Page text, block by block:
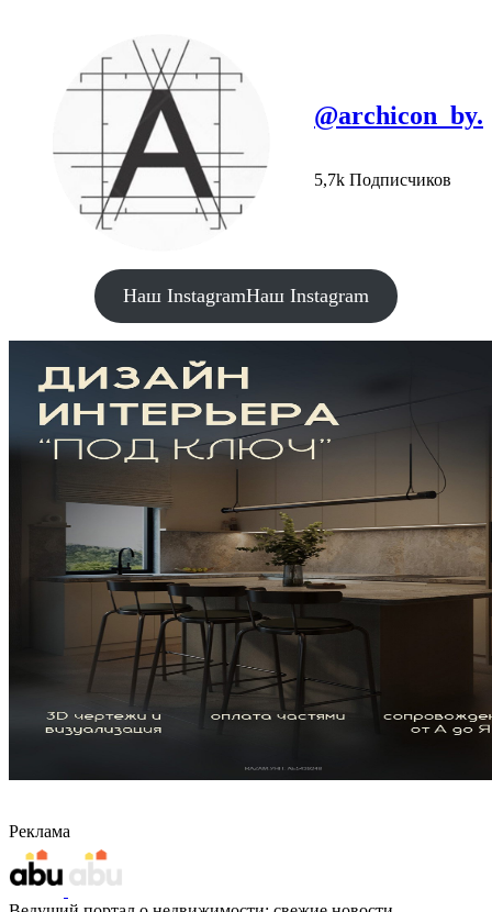
@archicon_by.
5,7k Подписчиков
Наш InstagramНаш Instagram
Реклама